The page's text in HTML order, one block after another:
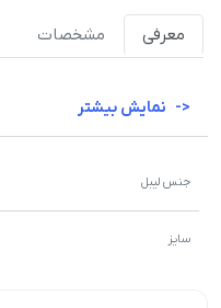
معرفی مشخصات
جنس لیبل
سایز